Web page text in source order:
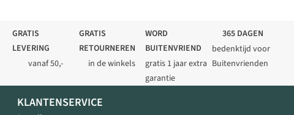
GRATIS
LEVERING
vanaf 50,-
GRATIS
RETOURNEREN
in de winkels
WORD
BUITENVRIEND
gratis 1 jaar extra
garantie
365 DAGEN
bedenktijd voor
Buitenvrienden
KLANTENSERVICE